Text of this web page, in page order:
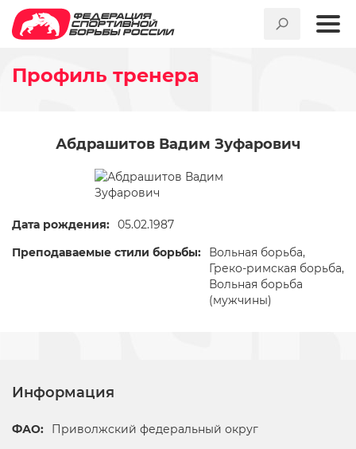
Профиль тренера
Абдрашитов Вадим Зуфарович
Дата рождения: 05.02.1987
Преподаваемые стили борьбы:
Вольная борьба,
Греко-римская борьба,
Вольная борьба
(мужчины)
Информация
ФАО:
Приволжский федеральный округ